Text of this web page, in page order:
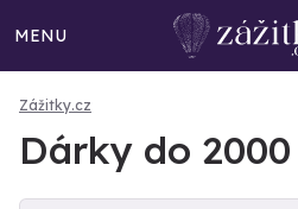
MENU
Zážitky.cz
Dárky do